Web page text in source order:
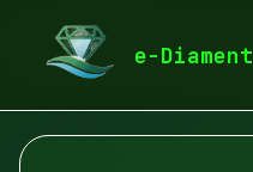
e-Diament
diamentspa.pl